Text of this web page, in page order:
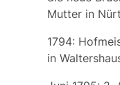
Mutter in
1794:
in